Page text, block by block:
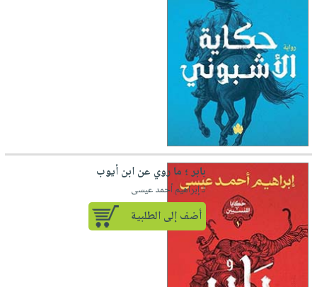
بابر ؛ ما روي عن ابن أيوب
لـ إبراهيم أحمد عيسى
أضف إلى الطلبية